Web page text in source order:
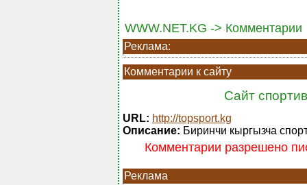
WWW.NET.KG -> Комментарии
Реклама:
Комментарии к сайту
Сайт
URL: http://topsport.kg
Описание: Биринчи кыргызча
Комментарии разрешено
Реклама